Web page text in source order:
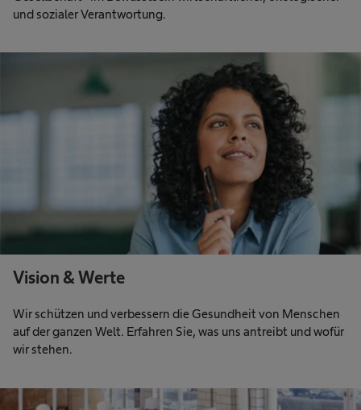
und sozialer Verantwortung.
Vision & Werte
Wir schützen und verbessern die Gesundheit von Menschen
auf der ganzen Welt. Erfahren Sie, was uns antreibt und wofür
wir stehen.